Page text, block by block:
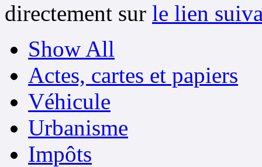
directement sur le lien
Show All
Actes, cartes et papiers
Véhicule
Urbanisme
Impôts